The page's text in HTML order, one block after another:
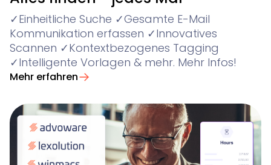
✓Einheitliche Suche ✓Gesamte E-Mail
Kommunikation erfassen ✓Innovatives
Scannen ✓Kontextbezogenes Tagging
✓Intelligente Vorlagen & mehr. Mehr Infos!
Mehr erfahren